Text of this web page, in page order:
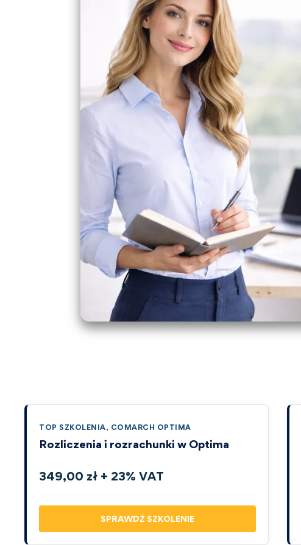
TOP SZKOLENIA, COMARCH OPTIMA
Rozliczenia i rozrachunki w Optima
349,00 zł + 23% VAT
SPRAWDŹ SZKOLENIE